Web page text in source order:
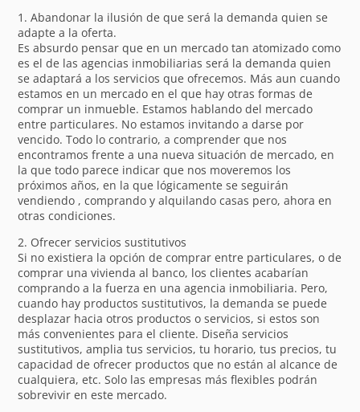
1. Abandonar la ilusión de que será la demanda quien se
adapte a la oferta.
Es absurdo pensar que en un mercado tan atomizado como
es el de las agencias inmobiliarias será la demanda quien
se adaptará a los servicios que ofrecemos. Más aun cuando
estamos en un mercado en el que hay otras formas de
comprar un inmueble. Estamos hablando del mercado
entre particulares. No estamos invitando a darse por
vencido. Todo lo contrario, a comprender que nos
encontramos frente a una nueva situación de mercado, en
la que todo parece indicar que nos moveremos los
próximos años, en la que lógicamente se seguirán
vendiendo , comprando y alquilando casas pero, ahora en
otras condiciones.
2. Ofrecer servicios sustitutivos
Si no existiera la opción de comprar entre particulares, o de
comprar una vivienda al banco, los clientes acabarían
comprando a la fuerza en una agencia inmobiliaria. Pero,
cuando hay productos sustitutivos, la demanda se puede
desplazar hacia otros productos o servicios, si estos son
más convenientes para el cliente. Diseña servicios
sustitutivos, amplia tus servicios, tu horario, tus precios, tu
capacidad de ofrecer productos que no están al alcance de
cualquiera, etc. Solo las empresas más flexibles podrán
sobrevivir en este mercado.